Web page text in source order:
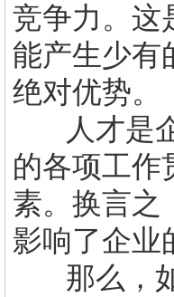
竞争力。这
能产生少有
绝对优势。
人才是
的各项工作
素。换言之
影响了企业
那么，